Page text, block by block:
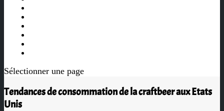
Sélectionner une page
Tendances de consommation de la craftbeer aux Etats
Unis